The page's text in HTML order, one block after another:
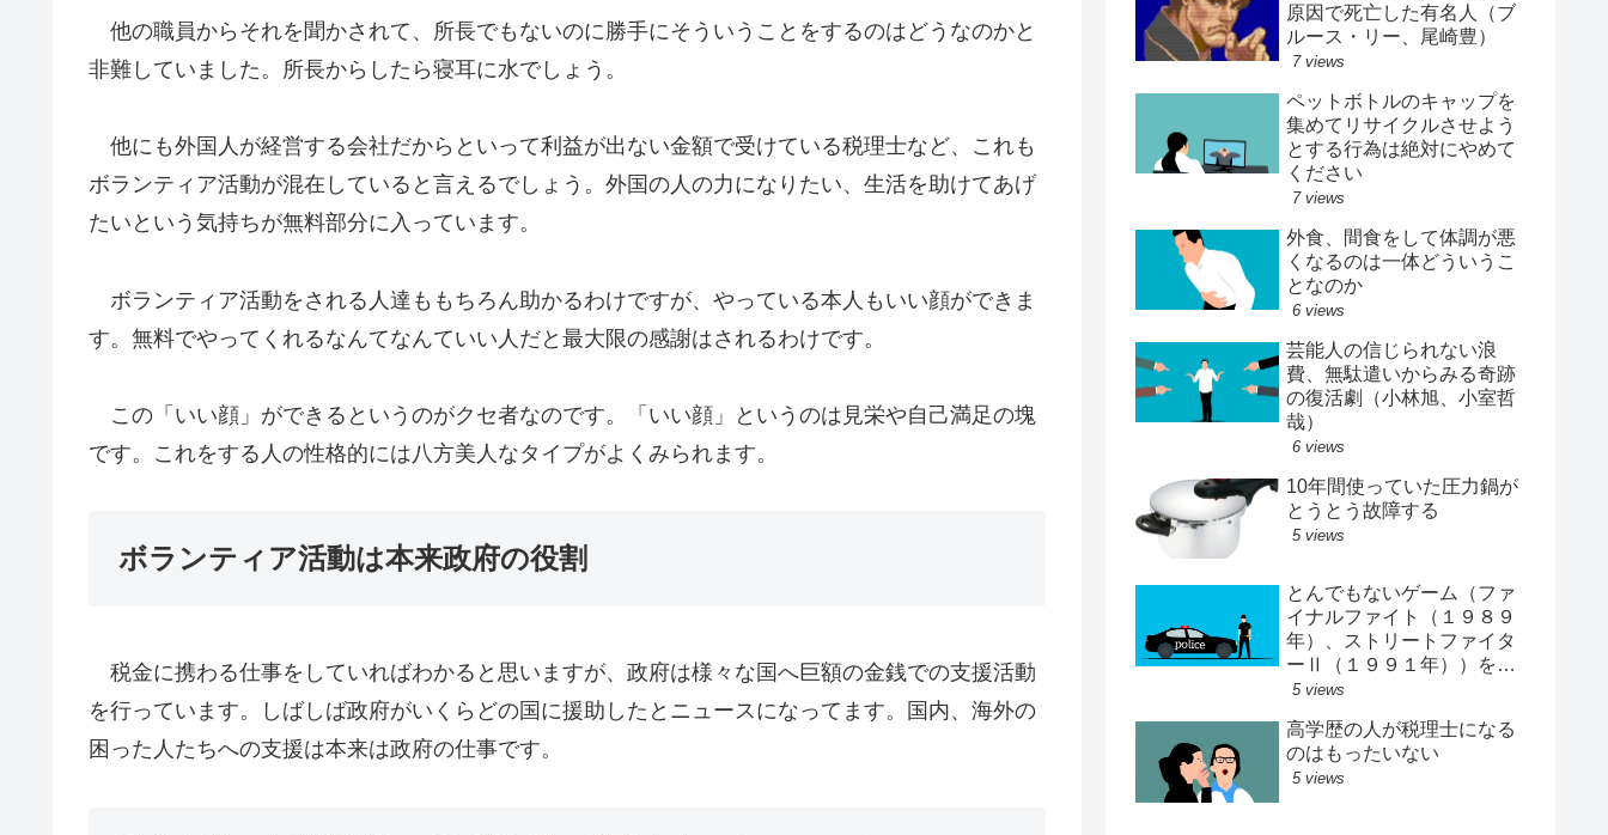
他の職員からそれを聞かされて、所長でもないのに勝手にそういうことをするのはどうなのかと
非難していました。所長からしたら寝耳に水でしょう。
他にも外国人が経営する会社だからといって利益が出ない金額で受けている税理士など、これも
ボランティア活動が混在していると言えるでしょう。外国の人の力になりたい、生活を助けてあげ
たいという気持ちが無料部分に入っています。
ボランティア活動をされる人達ももちろん助かるわけですが、やっている本人もいい顔ができま
す。無料でやってくれるなんてなんていい人だと最大限の感謝はされるわけです。
この「いい顔」ができるというのがクセ者なのです。「いい顔」というのは見栄や自己満足の塊
です。これをする人の性格的には八方美人なタイプがよくみられます。
ボランティア活動は本来政府の役割
税金に携わる仕事をしていればわかると思いますが、政府は様々な国へ巨額の金銭での支援活動
を行っています。しばしば政府がいくらどの国に援助したとニュースになってます。国内、海外の
困った人たちへの支援は本来は政府の仕事です。
原因で死亡した有名人（ブ
ルース・リー、尾崎豊）
7 views
ペットボトルのキャップを
集めてリサイクルさせよう
とする行為は絶対にやめて
ください
7 views
外食、間食をして体調が悪
くなるのは一体どういうこ
となのか
6 views
芸能人の信じられない浪
費、無駄遣いからみる奇跡
の復活劇（小林旭、小室哲
哉）
6 views
10年間使っていた圧力鍋が
とうとう故障する
5 views
とんでもないゲーム（ファ
イナルファイト（１９８９
年）、ストリートファイタ
ーⅡ（１９９１年））をし
ていた
5 views
高学歴の人が税理士になる
のはもったいない
5 views